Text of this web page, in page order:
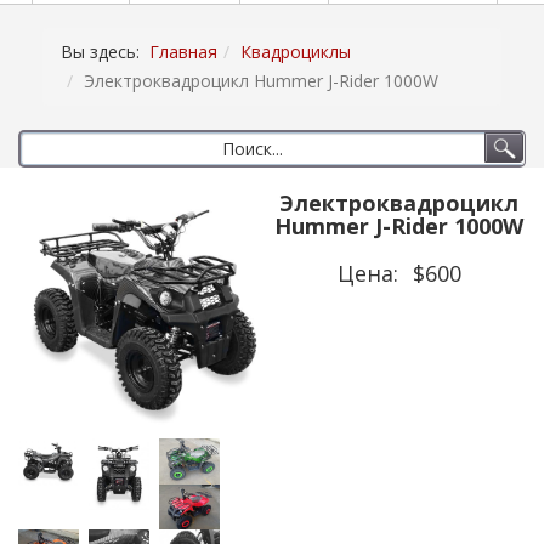
Вы здесь: Главная
Квадроциклы
Электроквадроцикл Hummer J-Rider 1000W
Электроквадроцикл
Hummer J-Rider 1000W
Цена: $600